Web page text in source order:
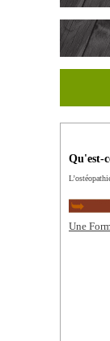
Qu'est-
Une